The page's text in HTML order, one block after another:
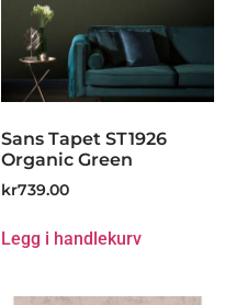
Sans Tapet ST1926
Organic Green
kr739.00
Legg i handlekurv